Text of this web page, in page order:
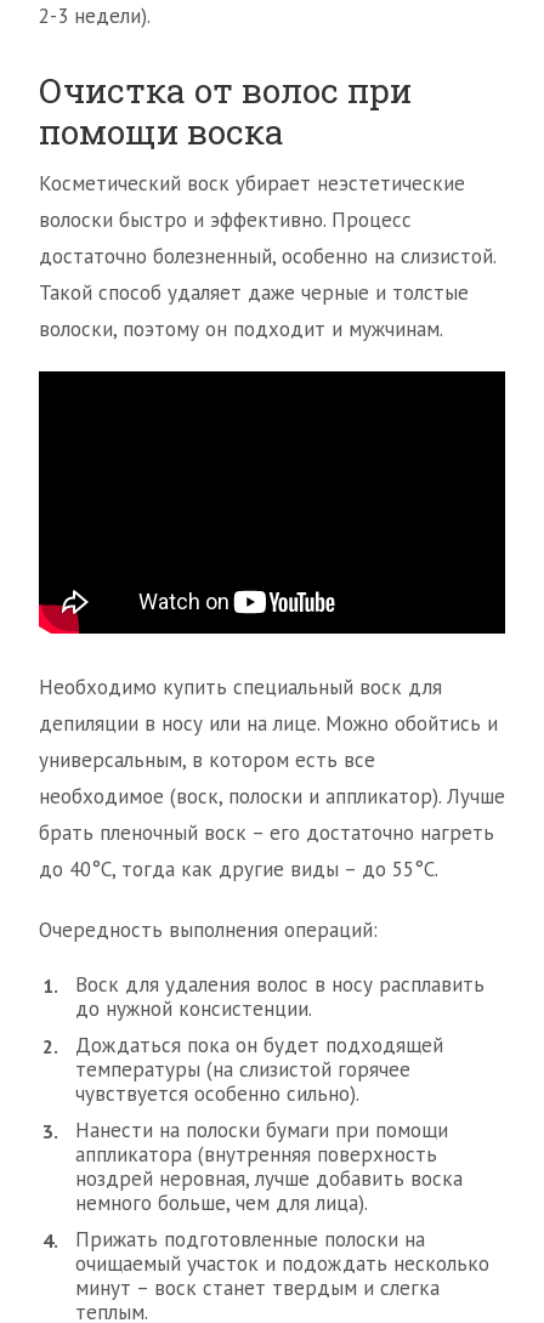
2-3 недели).
Очистка от волос при
помощи воска
Косметический воск убирает неэстетические
волоски быстро и эффективно. Процесс
достаточно болезненный, особенно на слизистой.
Такой способ удаляет даже черные и толстые
волоски, поэтому он подходит и мужчинам.
Необходимо купить специальный воск для
депиляции в носу или на лице. Можно обойтись и
универсальным, в котором есть все
необходимое (воск, полоски и аппликатор). Лучше
брать пленочный воск – его достаточно нагреть
до 40°С, тогда как другие виды – до 55°С.
Очередность выполнения операций:
Воск для удаления волос в носу расплавить
до нужной консистенции.
Дождаться пока он будет подходящей
температуры (на слизистой горячее
чувствуется особенно сильно).
Нанести на полоски бумаги при помощи
аппликатора (внутренняя поверхность
ноздрей неровная, лучше добавить воска
немного больше, чем для лица).
Прижать подготовленные полоски на
очищаемый участок и подождать несколько
минут – воск станет твердым и слегка
теплым.